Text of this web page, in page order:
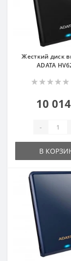
Жесткий диск
ADATA
10
-
В